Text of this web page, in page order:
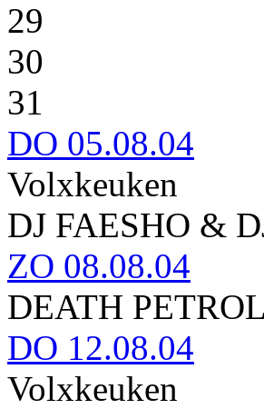
29
30
31
DO 05.08.04
Volxkeuken
DJ FAESHO &
ZO 08.08.04
DEATH
DO 12.08.04
Volxkeuken